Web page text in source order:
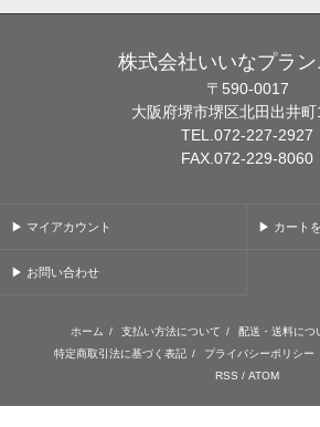
株式会社いいなプラ
〒590-0017
大阪府堺市堺区北田出井
TEL.072-227-2927
FAX.072-229-8060
▶ マイアカウント ▶ カート
▶ お問い合わせ
ホーム / 支払い方法について / 配送・送料につ
特定商取引法に基づく表記 / プライバシーポリシー
RSS / ATOM